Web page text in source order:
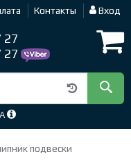
Контакты Вход
27
27
подвески